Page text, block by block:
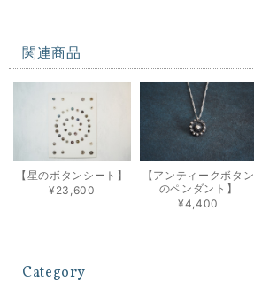
関連商品
【星のボタンシート】
¥23,600
【アンティークボタン
のペンダント】
¥4,400
Category